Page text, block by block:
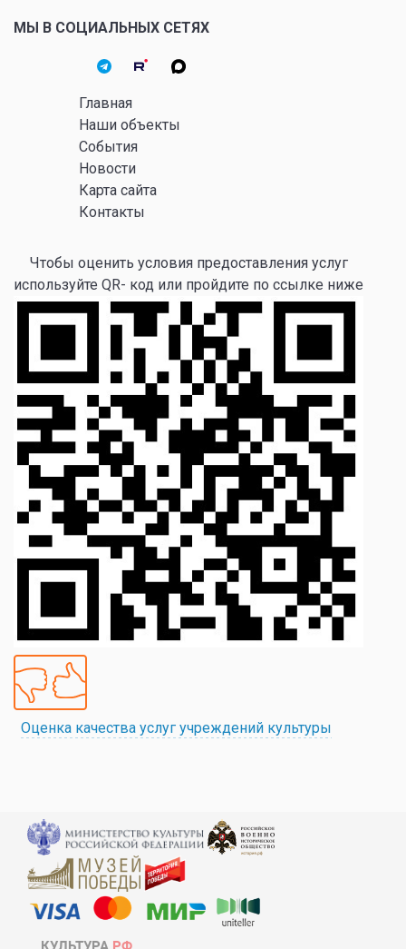
МЫ В СОЦИАЛЬНЫХ СЕТЯХ
Главная
Наши объекты
События
Новости
Карта сайта
Контакты
Чтобы оценить условия предоставления услуг
используйте QR- код или пройдите по ссылке ниже
Оценка качества услуг учреждений культуры